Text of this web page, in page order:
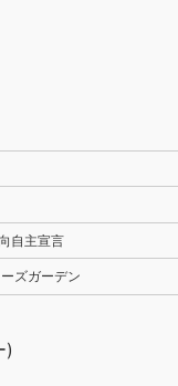
自主宣言
ズガーデン
)